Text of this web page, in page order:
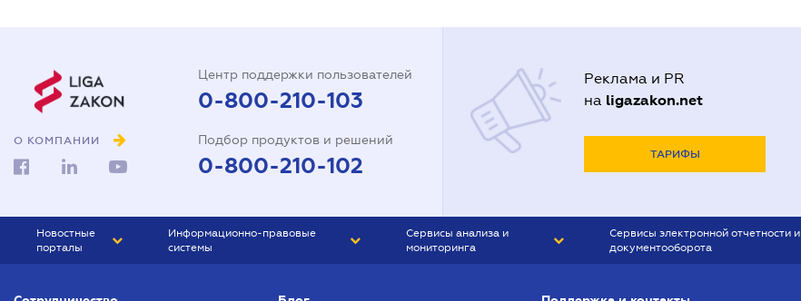
О КОМПАНИИ
Центр поддержки пользователей
0-800-210-103
Подбор продуктов и решений
0-800-210-102
Реклама и PR
на ligazakon.net
ТАРИФЫ
Новостные
порталы
Информационно-правовые
системы
Сервисы анализа и
мониторинга
Сервисы электронной отчетности и
документооборота